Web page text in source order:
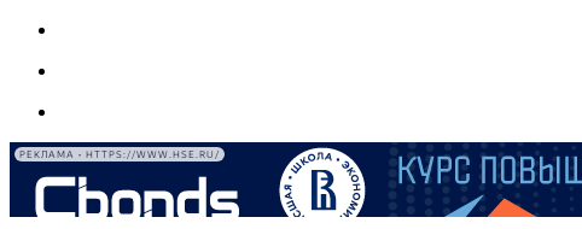
РЕКЛАМА • HTTPS://WWW.HSE.RU/